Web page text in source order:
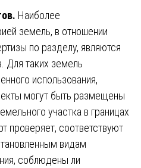
Наиболее
земель, в отношении
по разделу, являются
Для таких земель
использования,
могут быть размещены
участка в границах
проверяет, соответствуют
видам
соблюдены ли